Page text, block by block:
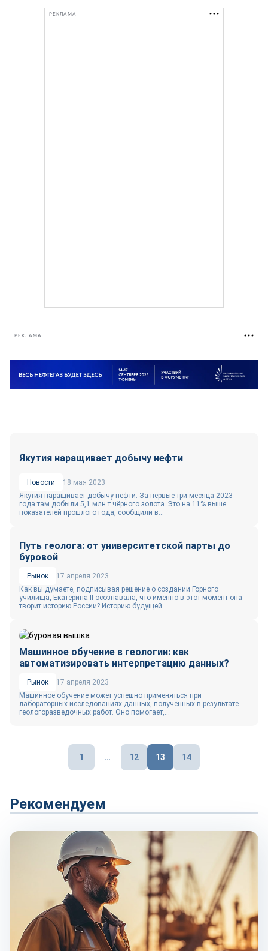
РЕКЛАМА
РЕКЛАМА
Якутия наращивает добычу нефти
Новости
18 мая 2023
Якутия наращивает добычу нефти. За первые три месяца 2023
года там добыли 5,1 млн т чёрного золота. Это на 11% выше
показателей прошлого года, сообщили в...
Путь геолога: от университетской парты до
буровой
Рынок
17 апреля 2023
Как вы думаете, подписывая решение о создании Горного
училища, Екатерина II осознавала, что именно в этот момент она
творит историю России? Историю будущей...
Машинное обучение в геологии: как
автоматизировать интерпретацию данных?
Рынок
17 апреля 2023
Машинное обучение может успешно применяться при
лабораторных исследованиях данных, полученных в результате
геологоразведочных работ. Оно помогает,...
1 … 12 13 14
Рекомендуем